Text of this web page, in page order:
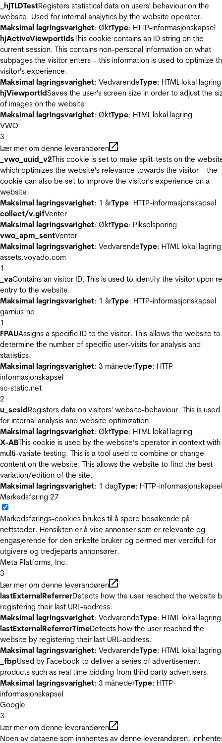
_hjTLDTestRegisters statistical data on users' behaviour on the
website. Used for internal analytics by the website operator.
Maksimal lagringsvarighet: ØktType: HTTP-informasjonskapsel
hjActiveViewportIdsThis cookie contains an ID string on the
current session. This contains non-personal information on what
subpages the visitor enters – this information is used to optimize
visitor's experience.
Maksimal lagringsvarighet: VedvarendeType: HTML lokal lagring
hjViewportIdSaves the user's screen size in order to adjust the
of images on the website.
Maksimal lagringsvarighet: ØktType: HTML lokal lagring
VWO
3
Lær mer om denne leverandøren
_vwo_uuid_v2This cookie is set to make split-tests on the
which optimizes the website's relevance towards the visitor – the
cookie can also be set to improve the visitor's experience on a
website.
Maksimal lagringsvarighet: 1 årType: HTTP-informasjonskapsel
collect/v.gifVenter
Maksimal lagringsvarighet: ØktType: Pikselsporing
vwo_apm_sentVenter
Maksimal lagringsvarighet: VedvarendeType: HTML lokal lagring
assets.voyado.com
1
_vaContains an visitor ID. This is used to identify the visitor upon
entry to the website.
Maksimal lagringsvarighet: 1 årType: HTTP-informasjonskapsel
garnius.no
1
FPAUAssigns a specific ID to the visitor. This allows the website to
determine the number of specific user-visits for analysis and
statistics.
Maksimal lagringsvarighet: 3 månederType: HTTP-
informasjonskapsel
sc-static.net
2
u_scsidRegisters data on visitors' website-behaviour. This is used
for internal analysis and website optimization.
Maksimal lagringsvarighet: ØktType: HTML lokal lagring
X-ABThis cookie is used by the website’s operator in context with
multi-variate testing. This is a tool used to combine or change
content on the website. This allows the website to find the best
variation/edition of the site.
Maksimal lagringsvarighet: 1 dagType: HTTP-informasjonskapsel
Markedsføring 27
Markedsførings-cookies brukes til å spore besøkende på
nettsteder. Hensikten er å vise annonser som er relevante og
engasjerende for den enkelte bruker og dermed mer verdifull for
utgivere og tredjeparts annonsører.
Meta Platforms, Inc.
3
Lær mer om denne leverandøren
lastExternalReferrerDetects how the user reached the website
registering their last URL-address.
Maksimal lagringsvarighet: VedvarendeType: HTML lokal lagring
lastExternalReferrerTimeDetects how the user reached the
website by registering their last URL-address.
Maksimal lagringsvarighet: VedvarendeType: HTML lokal lagring
_fbpUsed by Facebook to deliver a series of advertisement
products such as real time bidding from third party advertisers.
Maksimal lagringsvarighet: 3 månederType: HTTP-
informasjonskapsel
Google
3
Lær mer om denne leverandøren
Noen av dataene som innhentes av denne leverandøren,